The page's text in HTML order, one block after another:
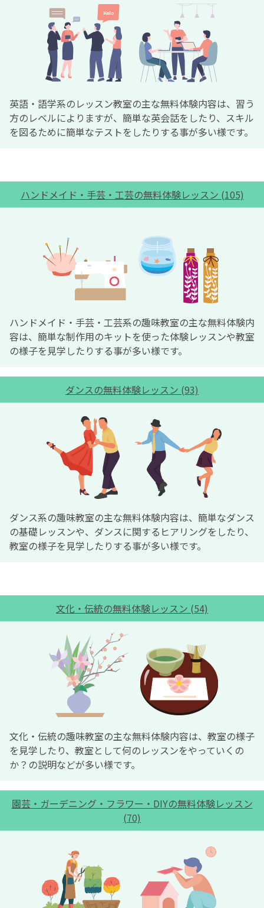
英語・語学系のレッスン教室の主な無料体験内容は、習う
方のレベルによりますが、簡単な英会話をしたり、スキル
を図るために簡単なテストをしたりする事が多い様です。
ハンドメイド・手芸・工芸の無料体験レッスン (105)
ハンドメイド・手芸・工芸系の趣味教室の主な無料体験内
容は、簡単な制作用のキットを使った体験レッスンや教室
の様子を見学したりする事が多い様です。
ダンスの無料体験レッスン (93)
ダンス系の趣味教室の主な無料体験内容は、簡単なダンス
の基礎レッスンや、ダンスに関するヒアリングをしたり、
教室の様子を見学したりする事が多い様です。
文化・伝統の無料体験レッスン (54)
文化・伝統の趣味教室の主な無料体験内容は、教室の様子
を見学したり、教室として何のレッスンをやっていくの
か？の説明などが多い様です。
園芸・ガーデニング・フラワー・DIYの無料体験レッスン
(70)